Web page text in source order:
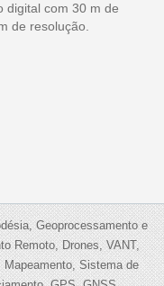
digital com 30 m de
de resolução.
Geoprocessamento e
Remoto, Drones, VANT,
Sistema de